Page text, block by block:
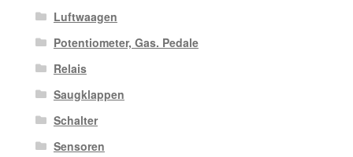
Luftwaagen
Potentiometer, Gas. Pedale
Relais
Saugklappen
Schalter
Sensoren